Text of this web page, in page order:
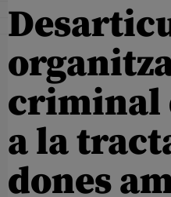
criminal
a la
dones